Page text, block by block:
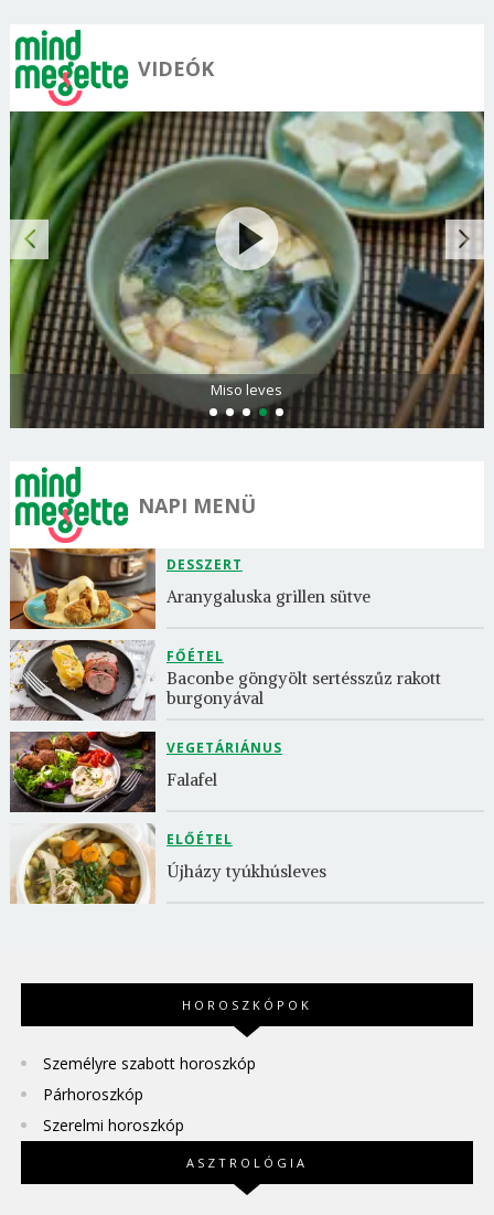
VIDEÓK
Miso leves
NAPI MENÜ
DESSZERT
Aranygaluska grillen sütve
FŐÉTEL
Baconbe göngyölt sertésszűz rakott
burgonyával
VEGETÁRIÁNUS
Falafel
ELŐÉTEL
Újházy tyúkhúsleves
HOROSZKÓPOK
Személyre szabott horoszkóp
Párhoroszkóp
Szerelmi horoszkóp
ASZTROLÓGIA